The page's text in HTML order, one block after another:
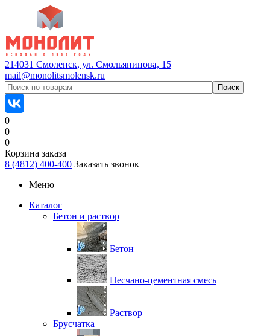
214031 Смоленск, ул. Смольянинова, 15
mail@monolitsmolensk.ru
0
0
0
Корзина заказа
8 (4812) 400-400 Заказать звонок
Меню
Каталог
Бетон и раствор
Бетон
Песчано-цементная смесь
Раствор
Брусчатка